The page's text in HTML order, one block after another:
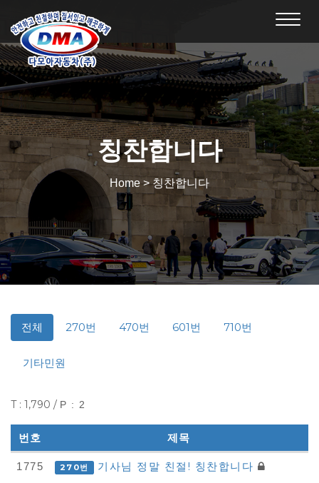
칭찬합니다
Home > 칭찬합니다
전체 270번 470번 601번 710번
기타민원
T : 1,790 / P : 2
다
번호 제목
1775 270번 기사님 정말 친절! 칭찬합니다